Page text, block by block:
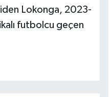
Lokonga, 2023-
futbolcu geçen